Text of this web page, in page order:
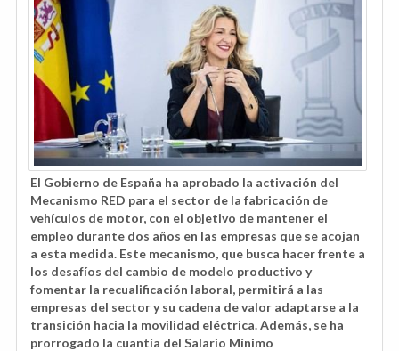
El Gobierno de España ha aprobado la activación del
Mecanismo RED para el sector de la fabricación de
vehículos de motor, con el objetivo de mantener el
empleo durante dos años en las empresas que se acojan
a esta medida. Este mecanismo, que busca hacer frente a
los desafíos del cambio de modelo productivo y
fomentar la recualificación laboral, permitirá a las
empresas del sector y su cadena de valor adaptarse a la
transición hacia la movilidad eléctrica. Además, se ha
prorrogado la cuantía del Salario Mínimo